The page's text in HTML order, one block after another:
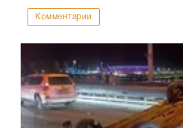
Комментарии